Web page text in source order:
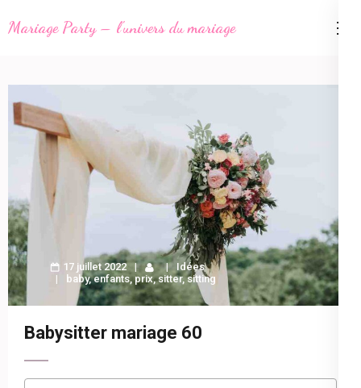
au
(Pressez
Entrée)
Mariage Party – l'univers du mariage
17 juillet 2022
Idées
baby,enfants,prix,sitter,sitting
Babysitter mariage 60